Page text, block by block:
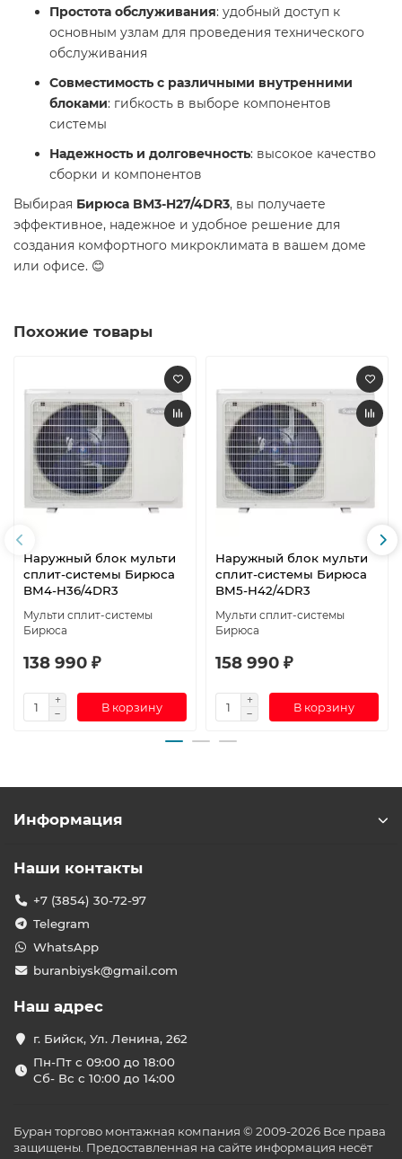
Простота обслуживания: удобный доступ к
основным узлам для проведения технического
обслуживания
Совместимость с различными внутренними
блоками: гибкость в выборе компонентов
системы
Надежность и долговечность: высокое качество
сборки и компонентов
Выбирая Бирюса BM3-H27/4DR3, вы получаете
эффективное, надежное и удобное решение для
создания комфортного микроклимата в вашем доме
или офисе. 😊
Похожие товары
Наружный блок мульти
сплит-системы Бирюса
BM4-H36/4DR3
Мульти сплит-системы
Бирюса
138 990 ₽
В корзину
Наружный блок мульти
сплит-системы Бирюса
BM5-H42/4DR3
Мульти сплит-системы
Бирюса
158 990 ₽
В корзину
Информация
Наши контакты
+7 (3854) 30-72-97
Telegram
WhatsApp
buranbiysk@gmail.com
Наш адрес
г. Бийск, Ул. Ленина, 262
Пн-Пт с 09:00 до 18:00
Сб- Вс с 10:00 до 14:00
Буран торгово монтажная компания © 2009-2026 Все права
защищены. Предоставленная на сайте информация несёт